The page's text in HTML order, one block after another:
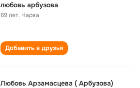
любовь арбузова
69 лет, Нарва
Добавить в друзья
Любовь Арзамасцева ( Арбузова)